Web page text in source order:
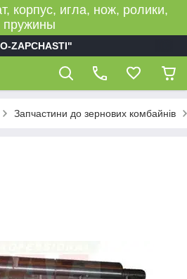
корпус, игла, нож, ролики,
пружины
ZAPCHASTI"
Запчастини до зернових комбайнів